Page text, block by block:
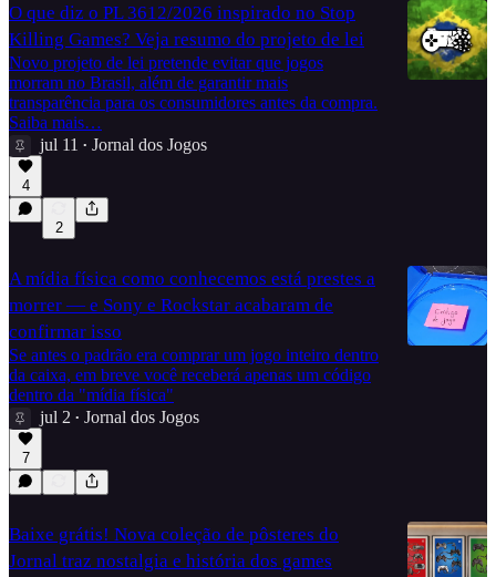
O que diz o PL 3612/2026 inspirado no Stop
Killing Games? Veja resumo do projeto de lei
Novo projeto de lei pretende evitar que jogos
morram no Brasil, além de garantir mais
transparência para os consumidores antes da compra.
Saiba mais…
jul 11 • Jornal dos Jogos
4
2
A mídia física como conhecemos está prestes a
morrer — e Sony e Rockstar acabaram de
confirmar isso
Se antes o padrão era comprar um jogo inteiro dentro
da caixa, em breve você receberá apenas um código
dentro da "mídia física"
jul 2 • Jornal dos Jogos
7
Baixe grátis! Nova coleção de pôsteres do
Jornal traz nostalgia e história dos games